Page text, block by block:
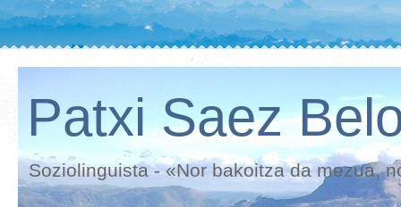
Patxi Saez
Soziolinguista - «Nor bakoitza da mezua,